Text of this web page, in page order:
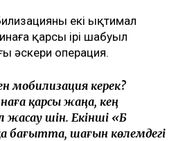
екі ықтимал
қарсы ірі шабуыл
әскери операция.
мобилизация керек?
қарсы жаңа, кең
үшін. Екінші «Б
бағытта, шағын көлемдегі